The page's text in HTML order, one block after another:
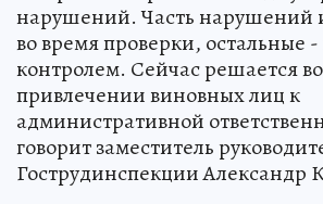
нарушений. Часть нарушений
во время проверки, остальные
контролем. Сейчас решается
привлечении виновных лиц к
административной
говорит заместитель
Гострудинспекции Александр